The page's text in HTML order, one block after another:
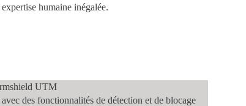
humaine inégalée.
UTM
avec des fonctionnalités de détection et de blocage